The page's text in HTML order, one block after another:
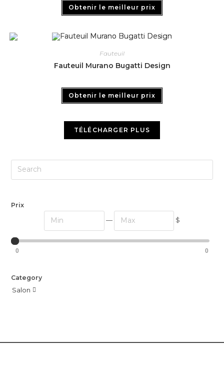
Obtenir le meilleur prix
Fauteuil
Fauteuil Murano Bugatti Design
Obtenir le meilleur prix
TÉLÉCHARGER PLUS
Prix
— $
0 0
Category
Salon 